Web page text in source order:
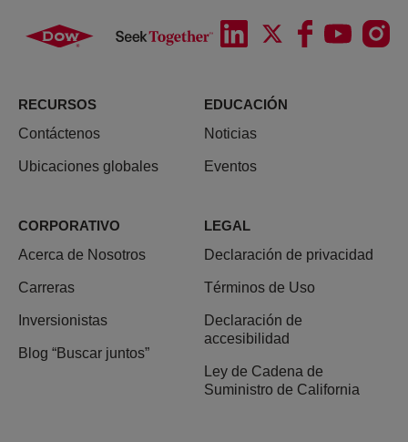
RECURSOS
Contáctenos
Ubicaciones globales
EDUCACIÓN
Noticias
Eventos
CORPORATIVO
Acerca de Nosotros
Carreras
Inversionistas
Blog “Buscar juntos”
LEGAL
Declaración de privacidad
Términos de Uso
Declaración de
accesibilidad
Ley de Cadena de
Suministro de California